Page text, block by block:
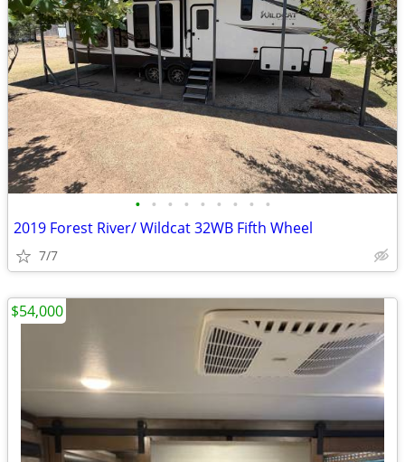
• • • • • • • • •
2019 Forest River/ Wildcat 32WB Fifth Wheel
7/7
$54,000